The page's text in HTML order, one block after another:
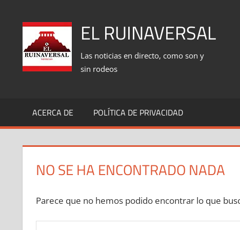
contenido
EL RUINAVERSAL
Las noticias en directo, como son y
sin rodeos
ACERCA DE POLÍTICA DE PRIVACIDAD
NO SE HA ENCONTRADO NADA
Parece que no hemos podido encontrar lo que